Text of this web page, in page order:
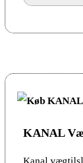
KANAL
Kanal